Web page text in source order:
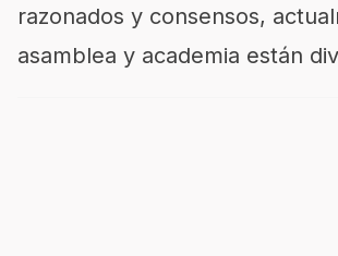
razonados y consensos,
asamblea y academia están